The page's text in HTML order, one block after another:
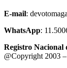
E-mail:
WhatsApp:
Registro Nacional
@Copyright 2003